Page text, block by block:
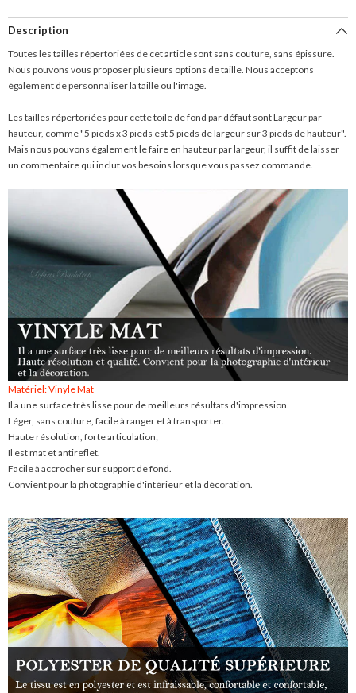
Description
Toutes les tailles répertoriées de cet article sont sans couture, sans épissure.
Nous pouvons vous proposer plusieurs options de taille. Nous acceptons
également de personnaliser la taille ou l'image.
Les tailles répertoriées pour cette toile de fond par défaut sont Largeur par
hauteur, comme "5 pieds x 3 pieds est 5 pieds de largeur sur 3 pieds de hauteur".
Mais nous pouvons également le faire en hauteur par largeur, il suffit de laisser
un commentaire qui inclut vos besoins lorsque vous passez commande.
Matériel: Vinyle Mat
Il a une surface très lisse pour de meilleurs résultats d'impression.
Léger, sans couture, facile à ranger et à transporter.
Haute résolution, forte articulation;
Il est mat et antireflet.
Facile à accrocher sur support de fond.
Convient pour la photographie d'intérieur et la décoration.